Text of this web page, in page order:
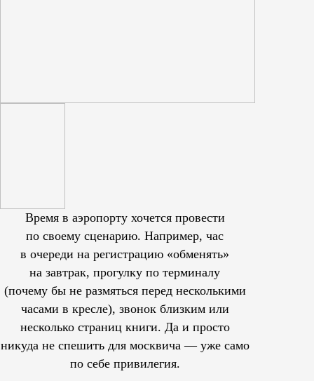
Время в аэропорту хочется провести
по своему сценарию. Например, час
в очереди на регистрацию «обменять»
на завтрак, прогулку по терминалу
(почему бы не размяться перед несколькими
часами в кресле), звонок близким или
несколько страниц книги. Да и просто
никуда не спешить для москвича — уже само
по себе привилегия.